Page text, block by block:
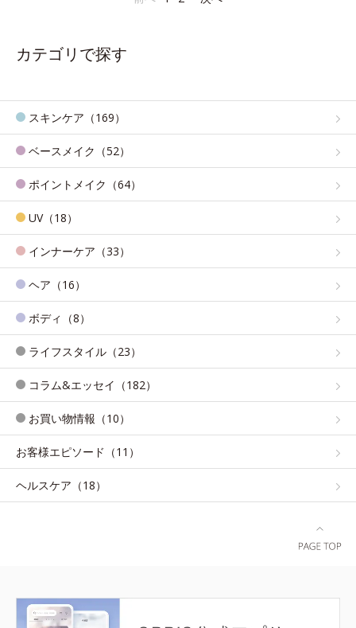
カテゴリで探す
スキンケア（169）
ベースメイク（52）
ポイントメイク（64）
UV（18）
インナーケア（33）
ヘア（16）
ボディ（8）
ライフスタイル（23）
コラム&エッセイ（182）
お買い物情報（10）
お客様エピソード（11）
ヘルスケア（18）